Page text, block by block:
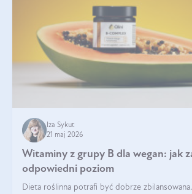
Iza Sykut
21 maj 2026
Witaminy z grupy B dla wegan: jak
odpowiedni poziom
Dieta roślinna potrafi być dobrze